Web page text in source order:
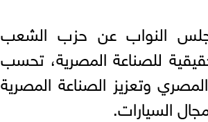
النواب عن حزب الشعب
للصناعة المصرية، تحسب
وتعزيز الصناعة المصرية
السيارات.